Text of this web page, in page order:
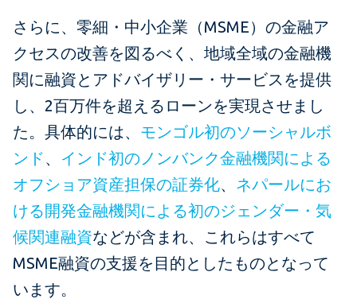
さらに、零細・中小企業（MSME）の金融ア
クセスの改善を図るべく、地域全域の金融機
関に融資とアドバイザリー・サービスを提供
し、2百万件を超えるローンを実現させまし
た。具体的には、 モンゴル初のソーシャルボ
ンド、 インド初のノンバンク金融機関による
オフショア資産担保の証券化、 ネパールにお
ける開発金融機関による初のジェンダー・気
候関連融資などが含まれ、これらはすべて
MSME融資の支援を目的としたものとなって
います。